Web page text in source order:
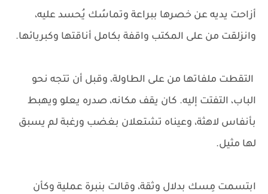
أزاحت يديه عن خصرها ببراعة وتماسُك يُحسد عليه،
وانزلقت من على المكتب واقفة بكامل أناقتها وكبريائها.
التقطت ملفاتها من على الطاولة، وقبل أن تتجه نحو
الباب، التفتت إليه. كان يقف مكانه، صدره يعلو ويهبط
بأنفاس لاهثة، وعيناه تشتعلان بغضب ورغبة لم يسبق
لها مثيل.
ابتسمت مِسك بدلال وثقة، وقالت بنبرة عملية وكأن